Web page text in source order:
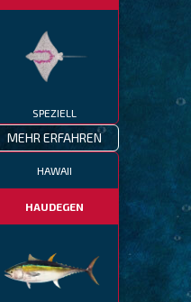
SPEZIELL
MEHR ERFAHREN
HAWAII
HAUDEGEN